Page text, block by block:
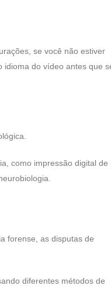
se você não estiver
idioma do vídeo antes que
como impressão digital de
forense, as disputas de
diferentes métodos de